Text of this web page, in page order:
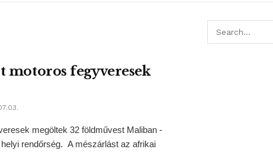
motoros fegyveresek
megöltek 32 földművest Maliban -
rendőrség. A mészárlást az afrikai